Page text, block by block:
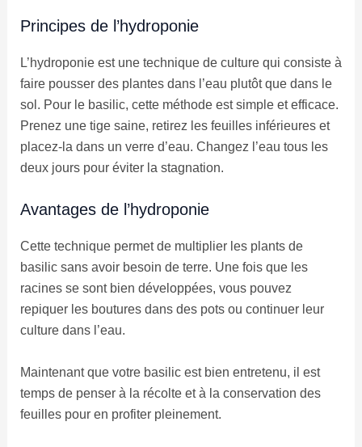
Principes de l’hydroponie
L’hydroponie est une technique de culture qui consiste à
faire pousser des plantes dans l’eau plutôt que dans le
sol. Pour le basilic, cette méthode est simple et efficace.
Prenez une tige saine, retirez les feuilles inférieures et
placez-la dans un verre d’eau. Changez l’eau tous les
deux jours pour éviter la stagnation.
Avantages de l’hydroponie
Cette technique permet de multiplier les plants de
basilic sans avoir besoin de terre. Une fois que les
racines se sont bien développées, vous pouvez
repiquer les boutures dans des pots ou continuer leur
culture dans l’eau.
Maintenant que votre basilic est bien entretenu, il est
temps de penser à la récolte et à la conservation des
feuilles pour en profiter pleinement.